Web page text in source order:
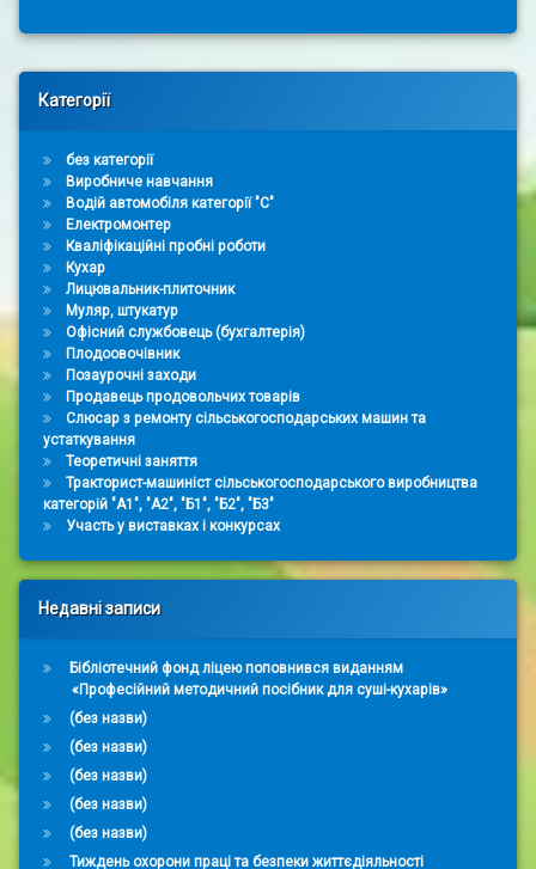
Right Sidebar
Категорії
без категорії
Виробниче навчання
Водій автомобіля категорії "С"
Електромонтер
Кваліфікаційні пробні роботи
Кухар
Лицювальник-плиточник
Муляр, штукатур
Офісний службовець (бухгалтерія)
Плодоовочівник
Позаурочні заходи
Продавець продовольчих товарів
Слюсар з ремонту сільськогосподарських машин та
устаткування
Теоретичні заняття
Тракторист-машиніст сільськогосподарського виробництва
категорій "А1", "А2", "Б1", "Б2", "Б3"
Участь у виставках і конкурсах
Недавні записи
Бібліотечний фонд ліцею поповнився виданням
«Професійний методичний посібник для суші-кухарів»
(без назви)
(без назви)
(без назви)
(без назви)
(без назви)
Тиждень охорони праці та безпеки життєдіяльності